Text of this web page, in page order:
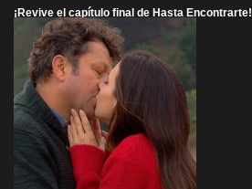
¡Revive el capítulo final de Hasta Encontrarte!